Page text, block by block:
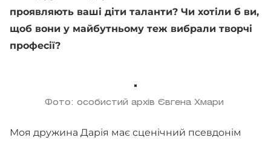
проявляють ваші діти таланти? Чи хотіли б ви,
щоб вони у майбутньому теж вибрали творчі
професії?
Фото: особистий архів Євгена Хмари
Моя дружина Дарія має сценічний псевдонім